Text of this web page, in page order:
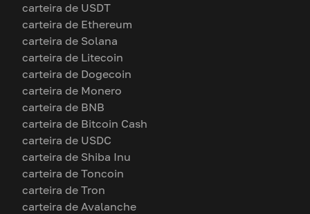
carteira de USDT
carteira de Ethereum
carteira de Solana
carteira de Litecoin
carteira de Dogecoin
carteira de Monero
carteira de BNB
carteira de Bitcoin Cash
carteira de USDC
carteira de Shiba Inu
carteira de Toncoin
carteira de Tron
carteira de Avalanche